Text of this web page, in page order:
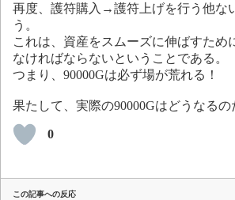
再度、護符購入→護符上げを行う他な
う。
これは、資産をスムーズに伸ばすため
なければならないということである。
つまり、90000Gは必ず場が荒れる！
果たして、実際の90000Gはどうなるの
0
この記事への反応